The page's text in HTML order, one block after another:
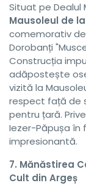
Situat pe Dealul
Mausoleul de
comemorativ
Dorobanți
Construcția
adăpostește
vizită la
respect față de
pentru țară.
Iezer-Păpușa în
impresionantă.
7. Mănăstirea
Cult din Argeș